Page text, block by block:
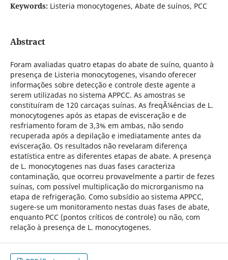
Keywords: Listeria monocytogenes, Abate de suínos, PCC
Abstract
Foram avaliadas quatro etapas do abate de suíno, quanto à
presença de Listeria monocytogenes, visando oferecer
informações sobre detecção e controle deste agente a
serem utilizadas no sistema APPCC. As amostras se
constituíram de 120 carcaças suínas. As freqÃ¼ências de L.
monocytogenes após as etapas de evisceração e de
resfriamento foram de 3,3% em ambas, não sendo
recuperada após a depilação e imediatamente antes da
evisceração. Os resultados não revelaram diferença
estatística entre as diferentes etapas de abate. A presença
de L. monocytogenes nas duas fases caracteriza
contaminação, que ocorreu provavelmente a partir de fezes
suínas, com possível multiplicação do microrganismo na
etapa de refrigeração. Como subsídio ao sistema APPCC,
sugere-se um monitoramento nestas duas fases de abate,
enquanto PCC (pontos críticos de controle) ou não, com
relação à presença de L. monocytogenes.